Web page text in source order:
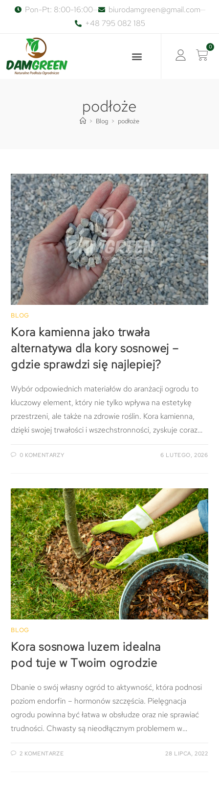
Pon-Pt: 8:00-16:00
biurodamgreen@gmail.com
+48 795 082 185
0
podłoże
> Blog > podłoże
BLOG
Kora kamienna jako trwała
alternatywa dla kory sosnowej –
gdzie sprawdzi się najlepiej?
Wybór odpowiednich materiałów do aranżacji ogrodu to
kluczowy element, który nie tylko wpływa na estetykę
przestrzeni, ale także na zdrowie roślin. Kora kamienna,
dzięki swojej trwałości i wszechstronności, zyskuje coraz…
0 KOMENTARZY 6 LUTEGO, 2026
BLOG
Kora sosnowa luzem idealna
pod tuje w Twoim ogrodzie
Dbanie o swój własny ogród to aktywność, która podnosi
poziom endorfin – hormonów szczęścia. Pielęgnacja
ogrodu powinna być łatwa w obsłudze oraz nie sprawiać
trudności. Chwasty są nieodłącznym problemem w…
2 KOMENTARZE 28 LIPCA, 2022